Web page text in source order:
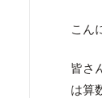
こん
皆さ
は算